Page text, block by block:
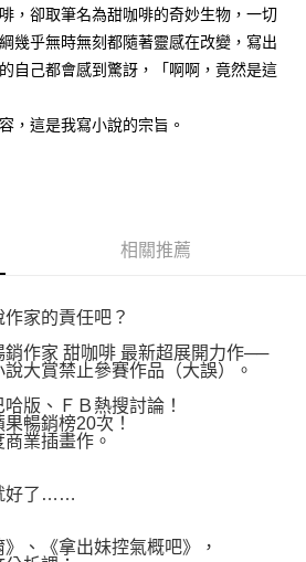
欲退款等相關疑問，請聯繫「AFTEE先享後付
公司提供之「AFTEE先享後付」服務完成之交
提供個人資料，並將交易相關給付款項請求債
司。
請瀏覽以下網址：
時，將依據個別帳號之用戶狀況，依本公司即
使用他人資訊註冊。若發現惡意使用之情形，
停止該用戶之使用額度並採取法律行動。
以上)免運費
以上)免運費
以上)免運費
，卻取筆名為甜咖啡的奇妙生物，一切
幾乎無時無刻都隨著靈感在改變，寫出
自己都會感到驚訝，「啊啊，竟然是這
這是我寫小說的宗旨。
相關推薦
家的責任吧？
銷作家 甜咖啡 最新超展開力作──
大賞禁止參賽作品（大誤）。
版、ＦＢ熱搜討論！
暢銷榜20次！
業插畫作。
好了……
、《拿出妹控氣概吧》，